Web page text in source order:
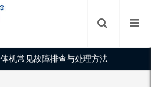
机常见故障排查与处理方法